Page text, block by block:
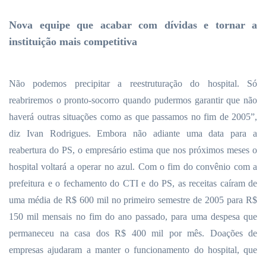
Nova equipe que acabar com dívidas e tornar a
instituição mais competitiva
Não podemos precipitar a reestruturação do hospital. Só
reabriremos o pronto-socorro quando pudermos garantir que não
haverá outras situações como as que passamos no fim de 2005”,
diz Ivan Rodrigues. Embora não adiante uma data para a
reabertura do PS, o empresário estima que nos próximos meses o
hospital voltará a operar no azul. Com o fim do convênio com a
prefeitura e o fechamento do CTI e do PS, as receitas caíram de
uma média de R$ 600 mil no primeiro semestre de 2005 para R$
150 mil mensais no fim do ano passado, para uma despesa que
permaneceu na casa dos R$ 400 mil por mês. Doações de
empresas ajudaram a manter o funcionamento do hospital, que